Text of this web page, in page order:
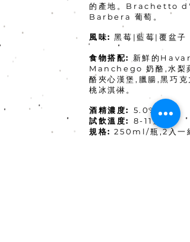
的產地。Brachetto
Barbera 葡萄。
風味: 黑莓|藍莓|覆盆子
食物搭配:
新鮮的
Manchego 奶酪,水梨
酪夾心漢堡,臘腸,黑巧克
桃冰淇淋。
酒精濃度: 5.0%
試飲溫度: 8-11度C
規格: 250ml/瓶,2入一